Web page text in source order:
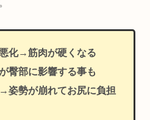
化→筋肉が硬くなる
臀部に影響する事も
姿勢が崩れてお尻に負担